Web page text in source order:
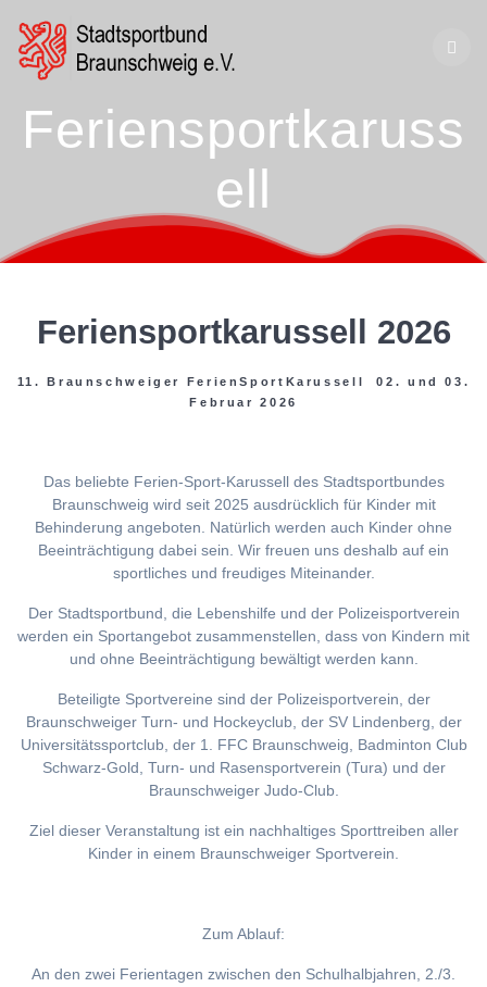
Feriensportkaruss
ell
Feriensportkarussell 2026
11. Braunschweiger FerienSportKarussell 02. und 03.
Februar 2026
Das beliebte Ferien-Sport-Karussell des Stadtsportbundes
Braunschweig wird seit 2025 ausdrücklich für Kinder mit
Behinderung angeboten. Natürlich werden auch Kinder ohne
Beeinträchtigung dabei sein. Wir freuen uns deshalb auf ein
sportliches und freudiges Miteinander.
Der Stadtsportbund, die Lebenshilfe und der Polizeisportverein
werden ein Sportangebot zusammenstellen, dass von Kindern mit
und ohne Beeinträchtigung bewältigt werden kann.
Beteiligte Sportvereine sind der Polizeisportverein, der
Braunschweiger Turn- und Hockeyclub, der SV Lindenberg, der
Universitätssportclub, der 1. FFC Braunschweig, Badminton Club
Schwarz-Gold, Turn- und Rasensportverein (Tura) und der
Braunschweiger Judo-Club.
Ziel dieser Veranstaltung ist ein nachhaltiges Sporttreiben aller
Kinder in einem Braunschweiger Sportverein.
Zum Ablauf:
An den zwei Ferientagen zwischen den Schulhalbjahren, 2./3.